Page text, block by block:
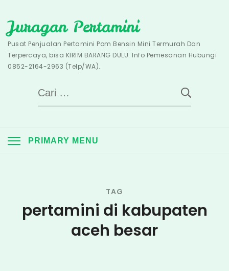
to
content
Juragan Pertamini
Pusat Penjualan Pertamini Pom Bensin Mini Termurah Dan
Terpercaya, bisa KIRIM BARANG DULU. Info Pemesanan Hubungi
0852-2164-2963 (Telp/WA).
Cari
untuk:
PRIMARY MENU
TAG
pertamini di kabupaten
aceh besar